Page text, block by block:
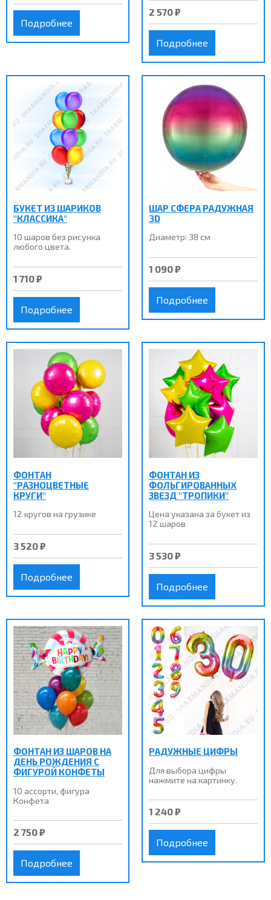
Подробнее
2 570 ₽
Подробнее
БУКЕТ ИЗ ШАРИКОВ
"КЛАССИКА"
10 шаров без рисунка
любого цвета.
1 710 ₽
Подробнее
ШАР СФЕРА РАДУЖНАЯ
3D
Диаметр: 38 см
1 090 ₽
Подробнее
ФОНТАН
"РАЗНОЦВЕТНЫЕ
КРУГИ"
12 кругов на грузике
3 520 ₽
Подробнее
ФОНТАН ИЗ
ФОЛЬГИРОВАННЫХ
ЗВЕЗД "ТРОПИКИ"
Цена указана за букет из
12 шаров
3 530 ₽
Подробнее
ФОНТАН ИЗ ШАРОВ НА
ДЕНЬ РОЖДЕНИЯ С
ФИГУРОЙ КОНФЕТЫ
10 ассорти, фигура
Конфета
2 750 ₽
Подробнее
РАДУЖНЫЕ ЦИФРЫ
Для выбора цифры
нажмите на картинку.
1 240 ₽
Подробнее